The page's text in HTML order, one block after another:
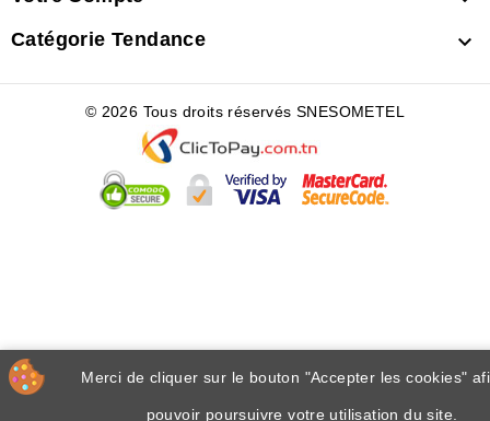
Catégorie Tendance 
Merci de cliquer sur le bouton "Accepter les cookies"
pouvoir poursuivre votre utilisation du site.
© 2026 Tous droits réservés SNESOMETEL